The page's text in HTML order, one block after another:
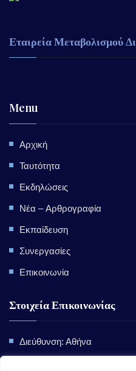
Εταιρεία Μεταβολισμού
Menu
Αρχική
Ταυτότητα
Εκδηλώσεις
Nέα – Aρθρογραφία
Εκπαίδευση
Συνεργασίες
Επικοινωνία
Στοιχεία Επικοινωνίας
Διεύθυνση: Αθήνα